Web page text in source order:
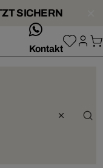
SICHERN
Kontakt